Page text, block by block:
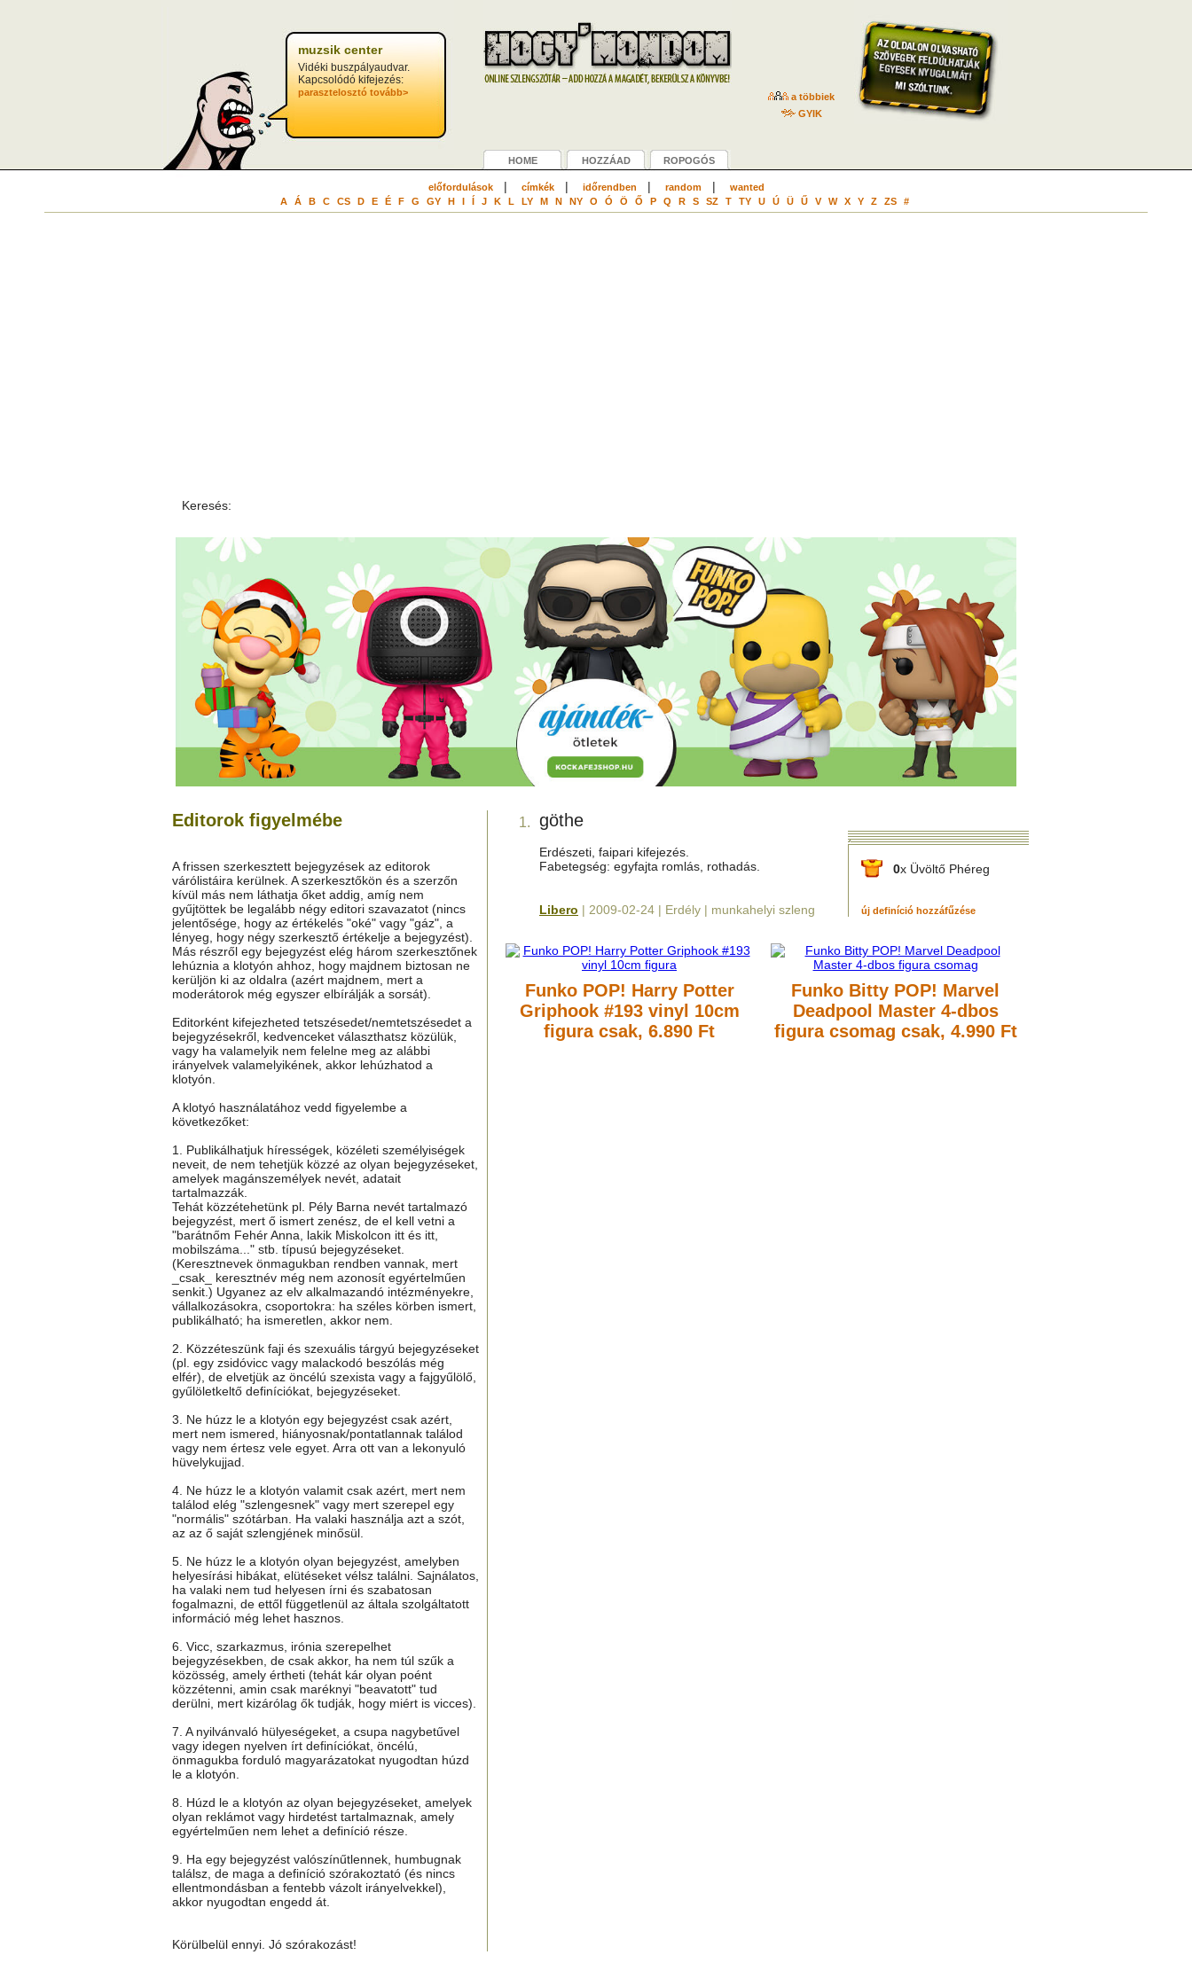
muzsik center
Vidéki buszpályaudvar.
Kapcsolódó kifejezés:
parasztelosztó tovább>
a többiek
GYIK
HOME HOZZÁAD ROPOGÓS
előfordulások| címkék| időrendben | random|
wanted
A
Á B C CS D E É F G GY H I Í J K L LY M N NY O Ó Ö Ő P Q R S SZ T TY U Ú Ü Ű V W X Y Z ZS #
Keresés:
Editorok figyelmébe
A frissen szerkesztett bejegyzések az editorok
várólistáira kerülnek. A szerkesztőkön és a szerzőn
kívül más nem láthatja őket addig, amíg nem
gyűjtöttek be legalább négy editori szavazatot (nincs
jelentősége, hogy az értékelés "oké" vagy "gáz", a
lényeg, hogy négy szerkesztő értékelje a bejegyzést).
Más részről egy bejegyzést elég három szerkesztőnek
lehúznia a klotyón ahhoz, hogy majdnem biztosan ne
kerüljön ki az oldalra (azért majdnem, mert a
moderátorok még egyszer elbírálják a sorsát).
Editorként kifejezheted tetszésedet/nemtetszésedet a
bejegyzésekről, kedvenceket választhatsz közülük,
vagy ha valamelyik nem felelne meg az alábbi
irányelvek valamelyikének, akkor lehúzhatod a
klotyón.
A klotyó használatához vedd figyelembe a
következőket:
1. Publikálhatjuk hírességek, közéleti személyiségek
neveit, de nem tehetjük közzé az olyan bejegyzéseket,
amelyek magánszemélyek nevét, adatait
tartalmazzák.
Tehát közzétehetünk pl. Pély Barna nevét tartalmazó
bejegyzést, mert ő ismert zenész, de el kell vetni a
"barátnőm Fehér Anna, lakik Miskolcon itt és itt,
mobilszáma..." stb. típusú bejegyzéseket.
(Keresztnevek önmagukban rendben vannak, mert
_csak_ keresztnév még nem azonosít egyértelműen
senkit.) Ugyanez az elv alkalmazandó intézményekre,
vállalkozásokra, csoportokra: ha széles körben ismert,
publikálható; ha ismeretlen, akkor nem.
2. Közzéteszünk faji és szexuális tárgyú bejegyzéseket
(pl. egy zsidóvicc vagy malackodó beszólás még
elfér), de elvetjük az öncélú szexista vagy a fajgyűlölő,
gyűlöletkeltő definíciókat, bejegyzéseket.
3. Ne húzz le a klotyón egy bejegyzést csak azért,
mert nem ismered, hiányosnak/pontatlannak találod
vagy nem értesz vele egyet. Arra ott van a lekonyuló
hüvelykujjad.
4. Ne húzz le a klotyón valamit csak azért, mert nem
találod elég "szlengesnek" vagy mert szerepel egy
"normális" szótárban. Ha valaki használja azt a szót,
az az ő saját szlengjének minősül.
5. Ne húzz le a klotyón olyan bejegyzést, amelyben
helyesírási hibákat, elütéseket vélsz találni. Sajnálatos,
ha valaki nem tud helyesen írni és szabatosan
fogalmazni, de ettől függetlenül az általa szolgáltatott
információ még lehet hasznos.
6. Vicc, szarkazmus, irónia szerepelhet
bejegyzésekben, de csak akkor, ha nem túl szűk a
közösség, amely értheti (tehát kár olyan poént
közzétenni, amin csak maréknyi "beavatott" tud
derülni, mert kizárólag ők tudják, hogy miért is vicces).
7. A nyilvánvaló hülyeségeket, a csupa nagybetűvel
vagy idegen nyelven írt definíciókat, öncélú,
önmagukba forduló magyarázatokat nyugodtan húzd
le a klotyón.
8. Húzd le a klotyón az olyan bejegyzéseket, amelyek
olyan reklámot vagy hirdetést tartalmaznak, amely
egyértelműen nem lehet a definíció része.
9. Ha egy bejegyzést valószínűtlennek, humbugnak
találsz, de maga a definíció szórakoztató (és nincs
ellentmondásban a fentebb vázolt irányelvekkel),
akkor nyugodtan engedd át.
Körülbelül ennyi. Jó szórakozást!
1. göthe
Erdészeti, faipari kifejezés.
Fabetegség: egyfajta romlás, rothadás.
0x Üvöltő Phéreg
Libero | 2009-02-24 | Erdély | munkahelyi szleng új definíció hozzáfűzése
Funko POP! Harry Potter
Griphook #193 vinyl 10cm
figuracsak, 6.890 Ft
Funko Bitty POP! Marvel
Deadpool Master 4-dbos
figura csomag csak, 4.990 Ft